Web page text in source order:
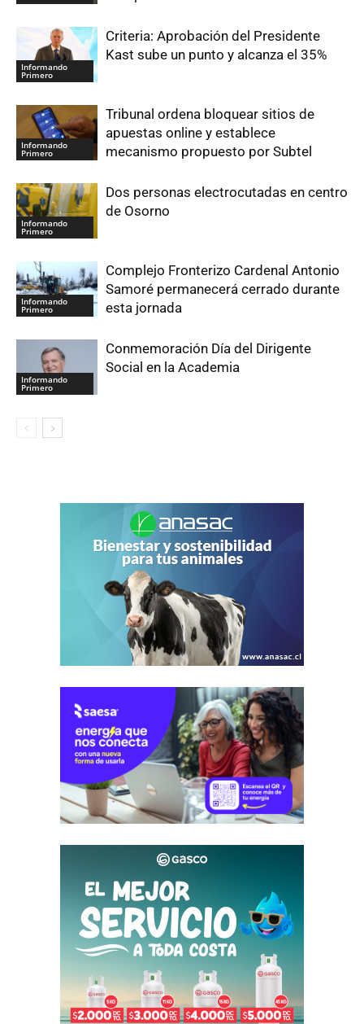
Informando
Primero
Criteria: Aprobación del Presidente
Kast sube un punto y alcanza el 35%
Informando
Primero
Tribunal ordena bloquear sitios de
apuestas online y establece
mecanismo propuesto por Subtel
Informando
Primero
Dos personas electrocutadas en centro
de Osorno
Informando
Primero
Complejo Fronterizo Cardenal Antonio
Samoré permanecerá cerrado durante
esta jornada
Informando
Primero
Conmemoración Día del Dirigente
Social en la Academia